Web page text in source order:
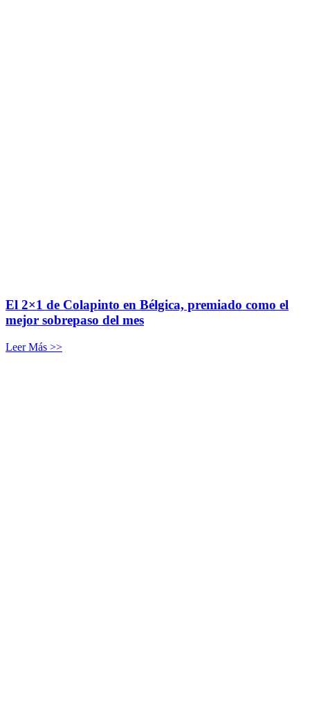
El 2×1 de Colapinto en Bélgica, premiado como el
mejor sobrepaso del mes
Leer Más >>